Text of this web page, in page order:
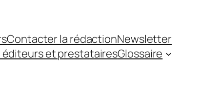
Contacter la rédactionNewsletter
éditeurs et prestatairesGlossaire